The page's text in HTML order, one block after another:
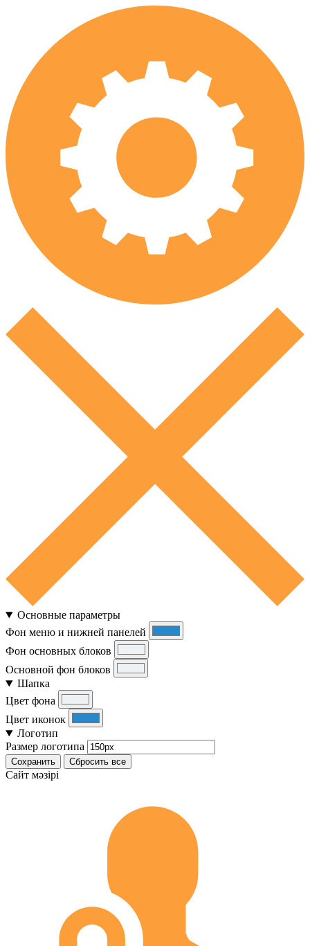
Основные параметры
Фон меню и нижней панелей
Фон основных блоков
Основной фон блоков
Шапка
Цвет фона
Цвет иконок
Логотип
Размер логотипа
Сохранить Сбросить все
Cайт мәзірі